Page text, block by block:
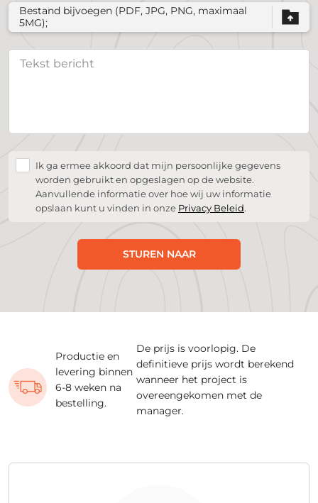
Bestand bijvoegen (PDF, JPG, PNG, maximaal
5MG);
Ik ga ermee akkoord dat mijn persoonlijke gegevens
worden gebruikt en opgeslagen op de website.
Aanvullende informatie over hoe wij uw informatie
opslaan kunt u vinden in onze Privacy Beleid.
STUREN NAAR
Productie en
levering binnen
6-8 weken na
bestelling.
De prijs is voorlopig. De
definitieve prijs wordt berekend
wanneer het project is
overeengekomen met de
manager.